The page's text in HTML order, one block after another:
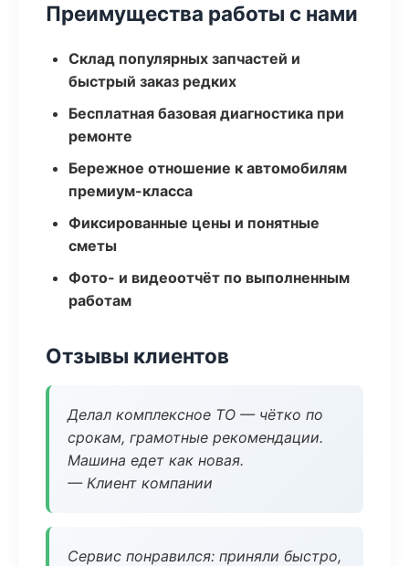
Преимущества работы с нами
Склад популярных запчастей и
быстрый заказ редких
Бесплатная базовая диагностика при
ремонте
Бережное отношение к автомобилям
премиум-класса
Фиксированные цены и понятные
сметы
Фото- и видеоотчёт по выполненным
работам
Отзывы клиентов
Делал комплексное ТО — чётко по
срокам, грамотные рекомендации.
Машина едет как новая.
— Клиент компании
Сервис понравился: приняли быстро,